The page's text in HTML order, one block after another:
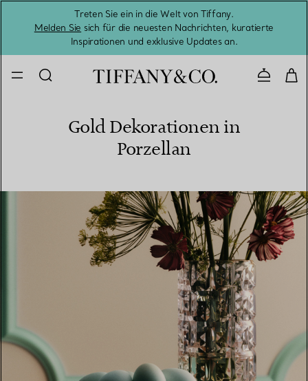
Treten Sie ein in die Welt von Tiffany.
Melden Sie sich für die neuesten Nachrichten, kuratierte
Inspirationen und exklusive Updates an.
Gold Dekorationen in
Porzellan